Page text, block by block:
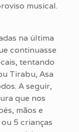
musical.
na última
continuasse
tentando
Tirabu, Asa
A seguir,
que nos
mãos e
5 crianças